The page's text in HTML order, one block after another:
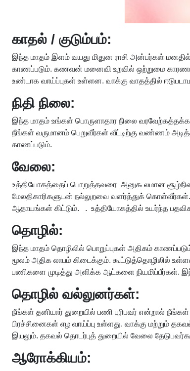
காதல் / குடும்பம்:
இந்த மாதம் இளம் வயது மிதுன ராசி அன்பர்கள்
காணப்படும். கணவன் மனைவி உறவில் ஒற்றுமை
உண்டாக வாய்ப்புகள் உள்ளன. வாக்கு வாதத்தில்
நிதி நிலை:
இந்த மாதம் உங்கள் பொருளாதார நிலை வரவேற்கத்தக்க
நீங்கள் வருமானம் பெறுவீர்கள் வீட்டிற்கு வண்ணம்
காணப்படும்.
வேலை:
உத்தியோகத்தைப் பொறுத்தவரை அனுகூலமான
மேலதிகாரிகளுடன் நல்லுறவை வளர்த்துக்
ஆதாயங்கள் கிட்டும். . உத்தியோகத்தில் உயர்ந்த
தொழில்:
இந்த மாதம் தொழிலில் பொறுப்புகள் அதிகம்
மூலம் அதிக லாபம் கிடைக்கும். கூட்டுத்தொழிலில்
பணிகளை முடித்து அளிக்க ஆட்களை நியமிப்பீர்கள்.
தொழில் வல்லுனர்கள்:
நீங்கள் தனியார் துறையில் பணி புரிபவர் என்றால்
பிரச்சினைகள் எழ வாய்ப்பு உள்ளது. வாக்கு மற்றும்
இயலும். தகவல் தொடர்புத் துறையில் வேலை
ஆரோக்கியம்: